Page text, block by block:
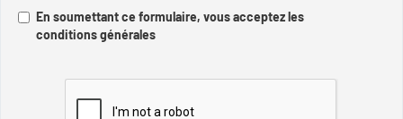
En soumettant ce formulaire, vous acceptez les
conditions générales